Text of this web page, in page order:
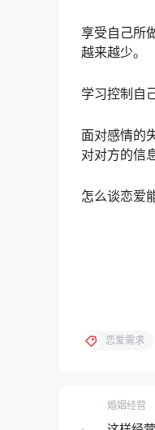
享受自己所
越来越少。
学习控制自
面对感情的
对对方的信
怎么谈恋爱
恋爱需求
婚姻经营